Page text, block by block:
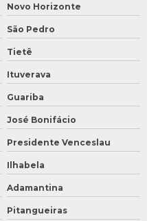
Novo Horizonte
São Pedro
Tietê
Ituverava
Guariba
José Bonifácio
Presidente Venceslau
Ilhabela
Adamantina
Pitangueiras